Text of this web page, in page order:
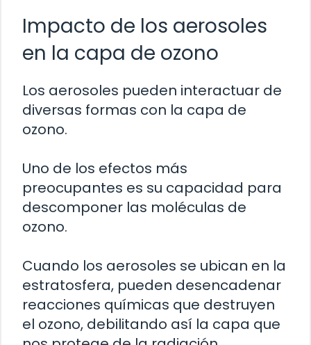
Impacto de los aerosoles
en la capa de ozono
Los aerosoles pueden interactuar de
diversas formas con la capa de
ozono.
Uno de los efectos más
preocupantes es su capacidad para
descomponer las moléculas de
ozono.
Cuando los aerosoles se ubican en la
estratosfera, pueden desencadenar
reacciones químicas que destruyen
el ozono, debilitando así la capa que